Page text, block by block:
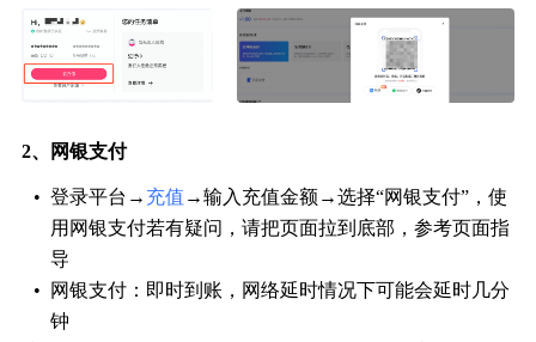
2、网银支付
• 登录平台→ 充值 →输入充值金额→选择“网银支付”，使
用网银支付若有疑问，请把页面拉到底部，参考页面指
导
•
网银支付：即时到账，网络延时情况下可能会延时几分
钟